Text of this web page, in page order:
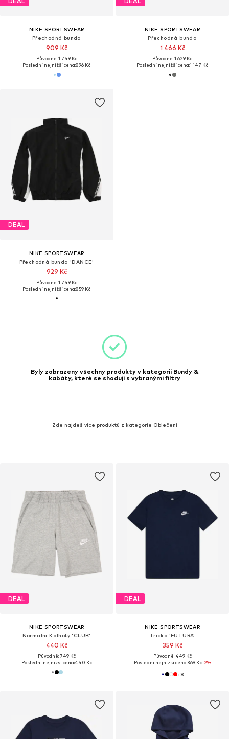
NIKE SPORTSWEAR
Přechodná bunda
909 Kč
Původně: 1 749 Kč
Poslední nejnižší cena:896 Kč
NIKE SPORTSWEAR
Přechodná bunda
1 466 Kč
Původně: 1 629 Kč
Poslední nejnižší cena:1 147 Kč
DEAL
NIKE SPORTSWEAR
Přechodná bunda 'DANCE'
929 Kč
Původně: 1 749 Kč
Poslední nejnižší cena:859 Kč
Byly zobrazeny všechny produkty v kategorii Bundy &
kabáty, které se shodují s vybranými filtry
Zde najdeš více produktů z kategorie Oblečení
DEAL
NIKE SPORTSWEAR
Normální Kalhoty 'CLUB'
440 Kč
Původně: 749 Kč
Poslední nejnižší cena:440 Kč
DEAL
NIKE SPORTSWEAR
Tričko 'FUTURA'
359 Kč
Původně: 449 Kč
Poslední nejnižší cena:369 Kč-2%
+8